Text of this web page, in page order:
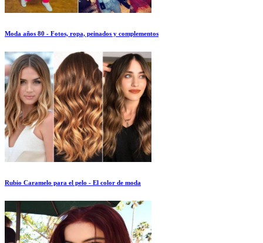
Moda años 80 - Fotos, ropa, peinados y complementos
Rubio Caramelo para el pelo - El color de moda